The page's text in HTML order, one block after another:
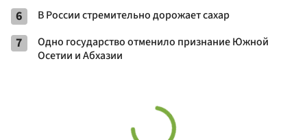
6 В России стремительно дорожает сахар
7
Одно государство отменило признание Южной
Осетии и Абхазии